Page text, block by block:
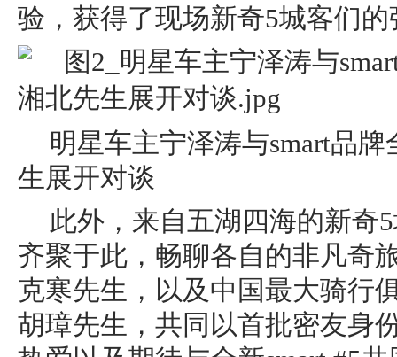
验，获得了现场新奇5城客们
明星车主宁泽涛与smart品
生展开对谈
此外，来自五湖四海的新奇
齐聚于此，畅聊各自的非凡奇
克寒先⽣，以及中国最⼤骑⾏
胡璋先⽣，共同以首批密友身